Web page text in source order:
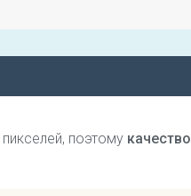
пикселей, поэтому качество